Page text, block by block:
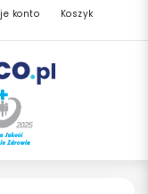
konto Koszyk